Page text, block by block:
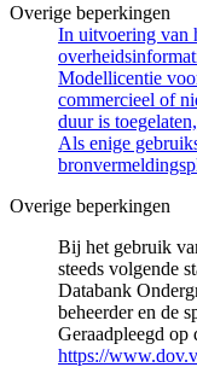
Overige beperkingen
In uitvoering van
Modellicentie
commercieel of
duur is
Als enige
Overige beperkingen
Bij het gebruik
steeds volgende
Databank
beheerder en de
Geraadpleegd
https://